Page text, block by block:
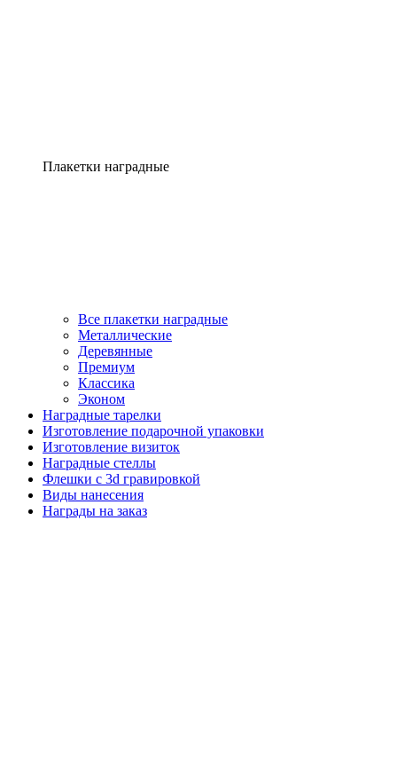
Плакетки наградные
Все плакетки наградные
Металлические
Деревянные
Премиум
Классика
Эконом
Наградные тарелки
Изготовление подарочной упаковки
Изготовление визиток
Наградные стеллы
Флешки с 3d гравировкой
Виды нанесения
Награды на заказ